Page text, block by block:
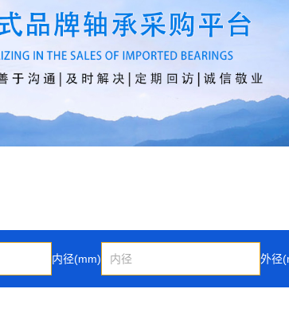
内径(mm) 外径